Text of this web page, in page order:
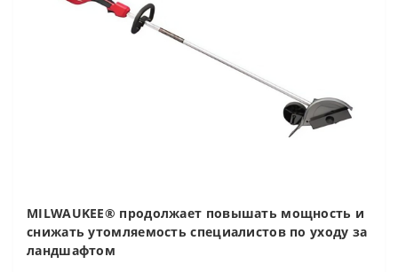
MILWAUKEE® продолжает повышать мощность и
снижать утомляемость специалистов по уходу за
ландшафтом